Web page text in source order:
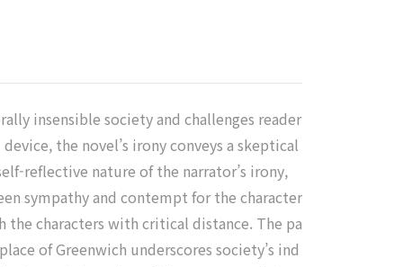
insensible society and challenges reader
the novel’s irony conveys a skeptical
reflective nature of the narrator’s irony,
sympathy and contempt for the character
the characters with critical distance. The pa
of Greenwich underscores society’s ind